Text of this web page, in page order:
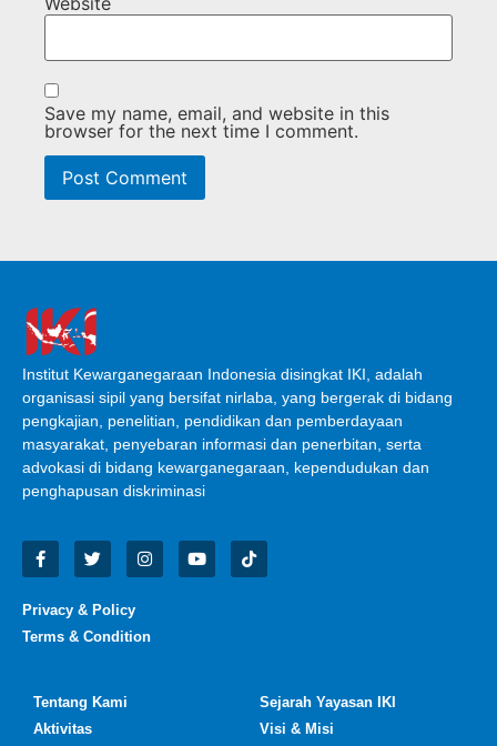
Save my name, email, and website in this
browser for the next time I comment.
Institut Kewarganegaraan Indonesia disingkat IKI, adalah
organisasi sipil yang bersifat nirlaba, yang bergerak di bidang
pengkajian, penelitian, pendidikan dan pemberdayaan
masyarakat, penyebaran informasi dan penerbitan, serta
advokasi di bidang kewarganegaraan, kependudukan dan
penghapusan diskriminasi
Privacy & Policy
Terms & Condition
Tentang Kami
Aktivitas
Sejarah Yayasan IKI
Visi & Misi